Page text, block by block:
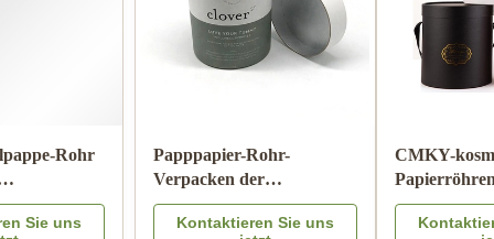
Zylinder-Wellpappe-Rohr
kindersicheren Matte
Lamination druckt
Kontaktieren Sie uns
Papppapier-Rohr-
Verpacken der
Lebensmittel mit Farbe
Logo Embossed des
Kontaktieren Sie uns